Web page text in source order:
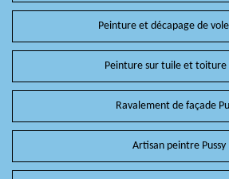
Peinture et décapage de
Peinture sur tuile et toiture
Ravalement de façade
Artisan peintre Pussy